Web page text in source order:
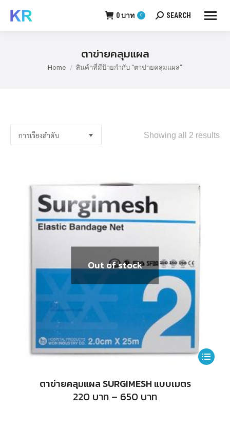
0บาท 0 Search:
SEARCH
ตาข่ายคลุมแผล
You are here:
Home สินค้าที่มีป้ายกำกับ “ตาข่ายคลุมแผล”
Showing all 2 results
This
Out of stock
ตาข่ายคลุมแผล SURGIMESH แบบเมตร
220 บาท – 650 บาทPrice
range: